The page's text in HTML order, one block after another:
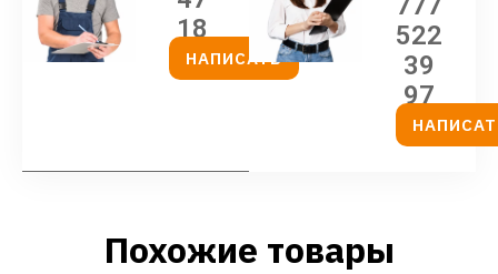
18
НАПИСАТЬ
522
39
97
Похожие товары